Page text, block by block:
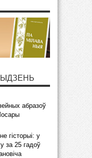
абразоў
гісторыі: у
за 25 гадоў